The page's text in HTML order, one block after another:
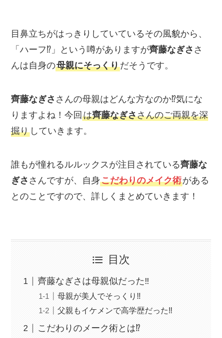
目鼻立ちがはっきりしていているその風貌から、
「ハーフ⁉」という噂がありますが齊藤なぎさ さ
んは自身の母親にそっくりだそうです。
齊藤なぎさ さんの母親はどんな方なのか⁉気にな
りますよね！今回は齊藤なぎささんのご両親を深
掘り していきます。
誰もが憧れるルルックスが注目されている齊藤な
ぎさ さんですが、自身こだわりのメイク術がある
とのことですので、詳しくまとめていきます！
目次
齊藤なぎさは母親似だった‼
母親が美人でそっくり‼
父親もイケメンで高学歴だった‼
こだわりのメーク術とは⁉